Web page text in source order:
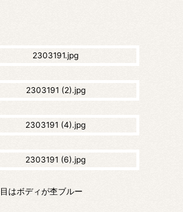
はボディが杢ブルー